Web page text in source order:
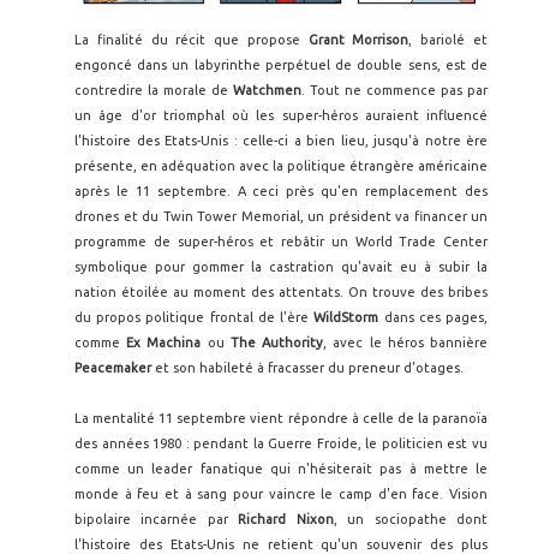
La finalité du récit que propose Grant Morrison , bariolé et
engoncé dans un labyrinthe perpétuel de double sens, est de
contredire la morale de Watchmen . Tout ne commence pas par
un âge d'or triomphal où les super-héros auraient influencé
l'histoire des Etats-Unis : celle-ci a bien lieu, jusqu'à notre ère
présente, en adéquation avec la politique étrangère américaine
après le 11 septembre. A ceci près qu'en remplacement des
drones et du Twin Tower Memorial, un président va financer un
programme de super-héros et rebâtir un World Trade Center
symbolique pour gommer la castration qu'avait eu à subir la
nation étoilée au moment des attentats. On trouve des bribes
du propos politique frontal de l'èreWildStorm dans ces pages,
comme
Ex Machina ou The Authority , avec le héros bannière
Peacemakeret son habileté à fracasser du preneur d'otages.
La mentalité 11 septembre vient répondre à celle de la paranoïa
des années 1980 : pendant la Guerre Froide, le politicien est vu
comme un leader fanatique qui n'hésiterait pas à mettre le
monde à feu et à sang pour vaincre le camp d'en face. Vision
bipolaire incarnée par
Richard Nixon, un sociopathe dont
l'histoire des Etats-Unis ne retient qu'un souvenir des plus